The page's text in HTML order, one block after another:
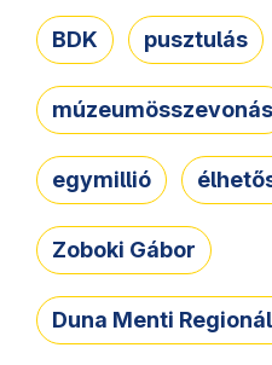
BDK pusztulás
múzeumösszevonás
egymillió
Zoboki Gábor
Duna Menti